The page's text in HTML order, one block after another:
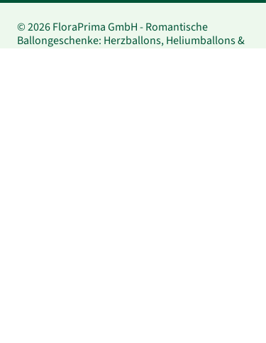
© 2026 FloraPrima GmbH - Romantische
Ballongeschenke: Herzballons, Heliumballons &